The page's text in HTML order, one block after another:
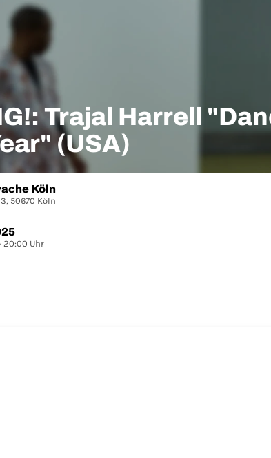
Trajal Harrell
(USA)
Köln
50670 Köln
20:00 Uhr